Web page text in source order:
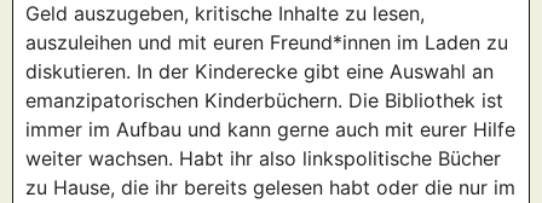
Geld auszugeben, kritische Inhalte zu lesen,
auszuleihen und mit euren Freund*innen im Laden zu
diskutieren. In der Kinderecke gibt eine Auswahl an
emanzipatorischen Kinderbüchern. Die Bibliothek ist
immer im Aufbau und kann gerne auch mit eurer Hilfe
weiter wachsen. Habt ihr also linkspolitische Bücher
zu Hause, die ihr bereits gelesen habt oder die nur im